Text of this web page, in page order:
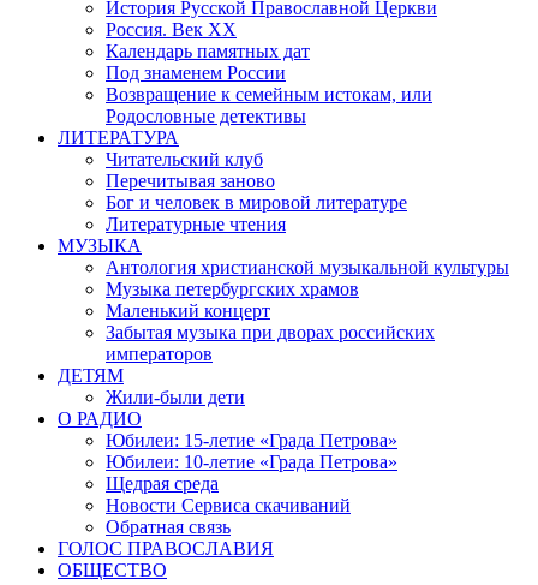
История Русской Православной Церкви
Россия. Век ХХ
Календарь памятных дат
Под знаменем России
Возвращение к семейным истокам, или
Родословные детективы
ЛИТЕРАТУРА
Читательский клуб
Перечитывая заново
Бог и человек в мировой литературе
Литературные чтения
МУЗЫКА
Антология христианской музыкальной культуры
Музыка петербургских храмов
Маленький концерт
Забытая музыка при дворах российских
императоров
ДЕТЯМ
Жили-были дети
О РАДИО
Юбилеи: 15-летие «Града Петрова»
Юбилеи: 10-летие «Града Петрова»
Щедрая среда
Новости Сервиса скачиваний
Обратная связь
ГОЛОС ПРАВОСЛАВИЯ
ОБЩЕСТВО